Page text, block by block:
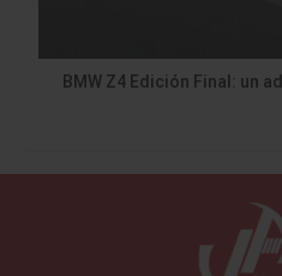
BMW Z4 Edición Final: un